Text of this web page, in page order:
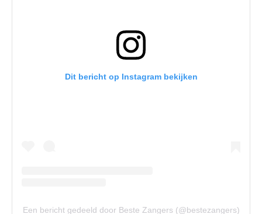
Dit bericht op Instagram bekijken
Een bericht gedeeld door Beste Zangers (@bestezangers)